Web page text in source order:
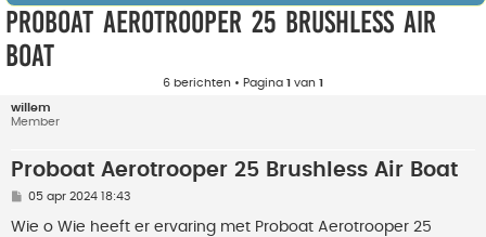
Proboat Aerotrooper 25 Brushless Air
Boat
6 berichten • Pagina 1 van 1
willem
Member
Proboat Aerotrooper 25 Brushless Air Boat
B
r
05 apr 2024 18:43
Wie o Wie heeft er ervaring met Proboat Aerotrooper 25